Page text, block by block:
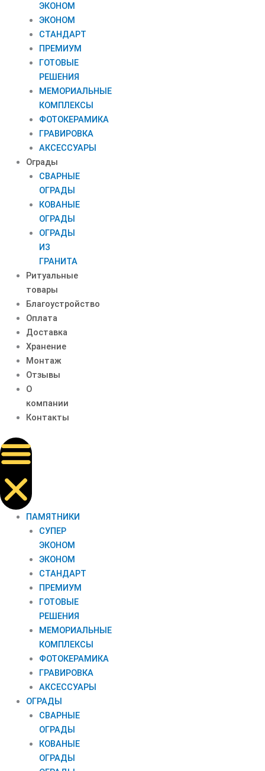
ЭКОНОМ
ЭКОНОМ
СТАНДАРТ
ПРЕМИУМ
ГОТОВЫЕ
РЕШЕНИЯ
МЕМОРИАЛЬНЫЕ
КОМПЛЕКСЫ
ФОТОКЕРАМИКА
ГРАВИРОВКА
АКСЕССУАРЫ
Ограды
СВАРНЫЕ
ОГРАДЫ
КОВАНЫЕ
ОГРАДЫ
ОГРАДЫ
ИЗ
ГРАНИТА
Ритуальные
товары
Благоустройство
Оплата
Доставка
Хранение
Монтаж
Отзывы
О
компании
Контакты
ПАМЯТНИКИ
СУПЕР
ЭКОНОМ
ЭКОНОМ
СТАНДАРТ
ПРЕМИУМ
ГОТОВЫЕ
РЕШЕНИЯ
МЕМОРИАЛЬНЫЕ
КОМПЛЕКСЫ
ФОТОКЕРАМИКА
ГРАВИРОВКА
АКСЕССУАРЫ
ОГРАДЫ
СВАРНЫЕ
ОГРАДЫ
КОВАНЫЕ
ОГРАДЫ